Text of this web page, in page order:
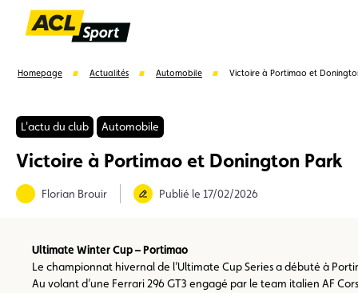
Suggestions
Homepage Actualités Automobile Victoire à Portimao et
L'actu du club Automobile
Victoire à Portimao et Donington Park
Florian Brouir Publié le 17/02/2026
Ultimate Winter Cup – Portimao
Le championnat hivernal de l’Ultimate Cup Series a débuté à
Au volant d’une Ferrari 296 GT3 engagé par le team italien AF